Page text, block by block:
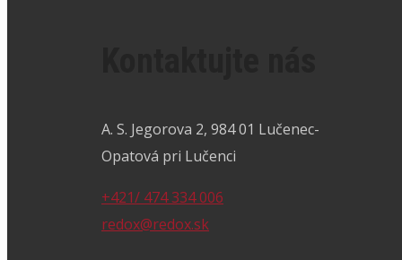
A. S. Jegorova 2, 984 01 Lučenec-
Opatová pri Lučenci
+421/ 474 334 006
redox@redox.sk